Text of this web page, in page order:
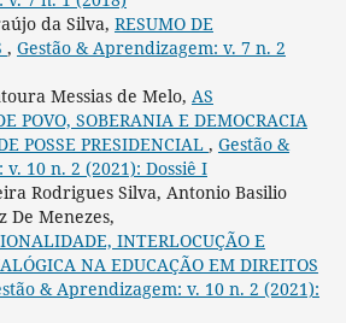
da Silva, RESUMO DE
, Gestão & Aprendizagem: v. 7 n. 2
Messias de Melo, AS
POVO, SOBERANIA E DEMOCRACIA
POSSE PRESIDENCIAL , Gestão &
10 n. 2 (2021): Dossiê I
Rodrigues Silva, Antonio Basilio
De Menezes,
INTERLOCUÇÃO E
NA EDUCAÇÃO EM DIREITOS
& Aprendizagem: v. 10 n. 2 (2021):